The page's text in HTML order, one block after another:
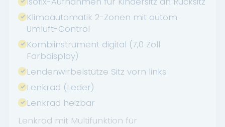
Klimaautomatik 2-Zonen mit autom.
Umluft-Control
Kombiinstrument digital (7,0 Zoll
Farbdisplay)
Lendenwirbelstütze Sitz vorn links
Lenkrad (Leder)
Lenkrad heizbar
Lenkrad mit Multifunktion für